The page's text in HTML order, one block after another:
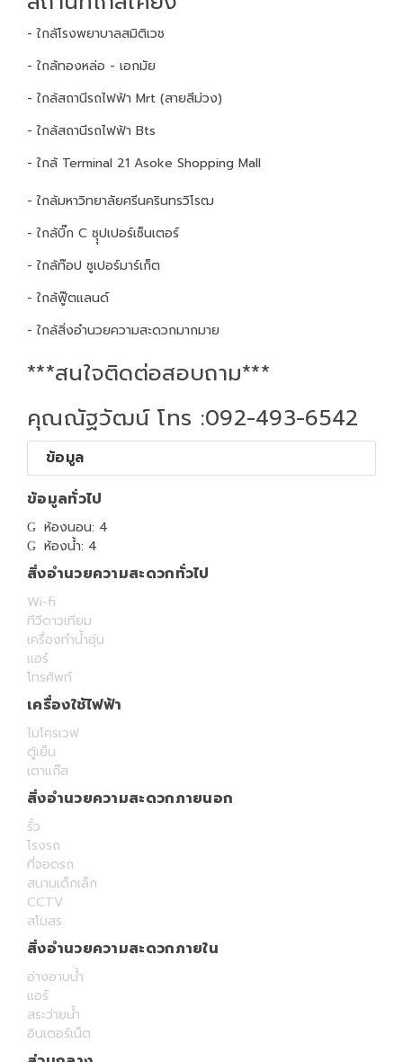
- ใกล้โรงพยาบาลสมิติเวช
- ใกล้ทองหล่อ - เอกมัย
- ใกล้สถานีรถไฟฟ้า Mrt (สายสีม่วง)
- ใกล้สถานีรถไฟฟ้า Bts
- ใกล้ Terminal 21 Asoke Shopping Mall
- ใกล้มหาวิทยาลัยศรีนครินทรวิโรฒ
- ใกล้บิ๊ก C ซุุปเปอร์เซ็นเตอร์
- ใกล้ท๊อป ซูเปอร์มาร์เก็ต
- ใกล้ฟู๊ตแลนด์
- ใกล้สิ่งอำนวยความสะดวกมากมาย
***สนใจติดต่อสอบถาม***
คุณณัฐวัฒน์ โทร :092-493-6542
ข้อมูล
ข้อมูลทั่วไป
ห้องนอน: 4
ห้องน้ำ: 4
สิ่งอำนวยความสะดวกทั่วไป
Wi-fi
ทีวีดาวเทียม
เครื่องทำน้ำอุ่น
แอร์
โทรศัพท์
เครื่องใช้ไฟฟ้า
ไมโครเวฟ
ตู้เย็น
เตาแก๊ส
สิ่งอำนวยความสะดวกภายนอก
รั้ว
โรงรถ
ที่จอดรถ
สนามเด็กเล็ก
CCTV
สโมสร
สิ่งอำนวยความสะดวกภายใน
อ่างอาบน้ำ
แอร์
สระว่ายน้ำ
อินเตอร์เน็ต